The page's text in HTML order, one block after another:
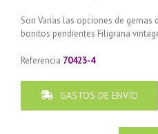
Son Varias las opciones de
bonitos pendientes Filigrana
Referencia 70423-4
GASTOS DE ENVÍO